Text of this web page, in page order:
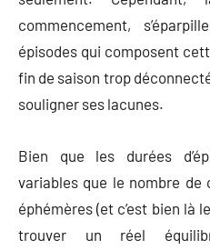
commencement,
épisodes qui composent
fin de saison trop
souligner ses lacunes.
Bien que les durées
variables que le nombre de
éphémères (et c’est bien là
trouver un réel